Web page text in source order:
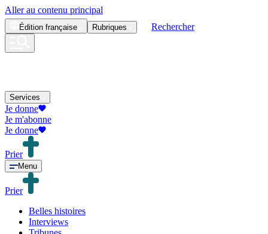
Aller au contenu principal
Édition française Rubriques Rechercher
Services
Je donne
Je m'abonne
Je donne
Prier
Menu
Prier
Belles histoires
Interviews